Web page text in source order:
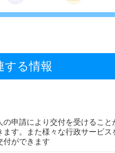
る情報
申請により交付を受けること
す。また様々な行政サービス
付ができます